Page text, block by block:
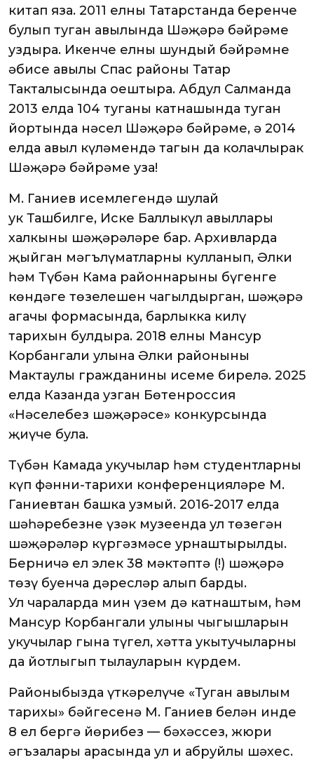
китап яза. 2011 елны Татарстанда беренче
булып туган авылында Шәҗәрә бәйрәме
уздыра. Икенче елны шундый бәйрәмне
әбисе авылы Спас районы Татар
Такталысында оештыра. Абдул Салманда
2013 елда 104 туганы катнашында туган
йортында нәсел Шәҗәрә бәйрәме, ә 2014
елда авыл күләмендә тагын да колачлырак
Шәҗәрә бәйрәме уза!
М. Ганиев исемлегендә шулай
ук Ташбилге, Иске Баллыкүл авыллары
халкының шәҗәрәләре бар. Архивларда
җыйган мәгълүматларны кулланып, Әлки
һәм Түбән Кама районнарының бүгенге
көндәге төзелешен чагылдырган, шәҗәрә
агачы формасында, барлыкка килү
тарихын булдыра. 2018 елны Мансур
Корбангали улына Әлки районының
Мактаулы гражданины исеме бирелә. 2025
елда Казанда узган Бөтенроссия
«Нәселебез шәҗәрәсе» конкурсында
җиңүче була.
Түбән Камада укучылар һәм студентларның
күп фәнни-тарихи конференцияләре М.
Ганиевтан башка узмый. 2016-2017 елда
шәһәребезнең үзәк музеенда ул төзегән
шәҗәрәләр күргәзмәсе урнаштырылды.
Берничә ел элек 38 мәктәптә (!) шәҗәрә
төзү буенча дәресләр алып барды.
Ул чараларда мин үзем дә катнаштым, һәм
Мансур Корбангали улының чыгышларын
укучылар гына түгел, хәтта укытучыларның
да йотлыгып тыңлауларын күрдем.
Районыбызда үткәрелүче «Туган авылым
тарихы» бәйгесенә М. Ганиев белән инде
8 ел бергә йөрибез — бәхәссез, жюри
әгъзалары арасында ул иң абруйлы шәхес.